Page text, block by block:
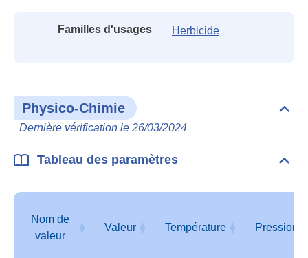
Familles d'usages Herbicide
Physico-Chimie
Dernière vérification le 26/03/2024
Tableau des paramètres
Nom de
valeur
Valeur Température Pression